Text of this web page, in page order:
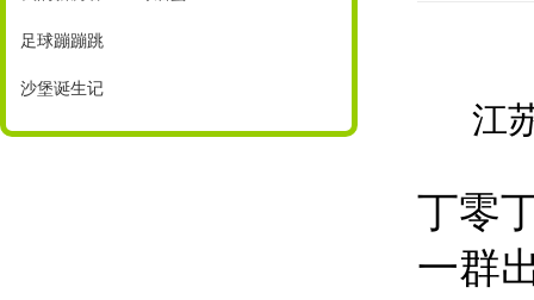
足球蹦蹦跳
沙堡诞生记
江
丁零
一群